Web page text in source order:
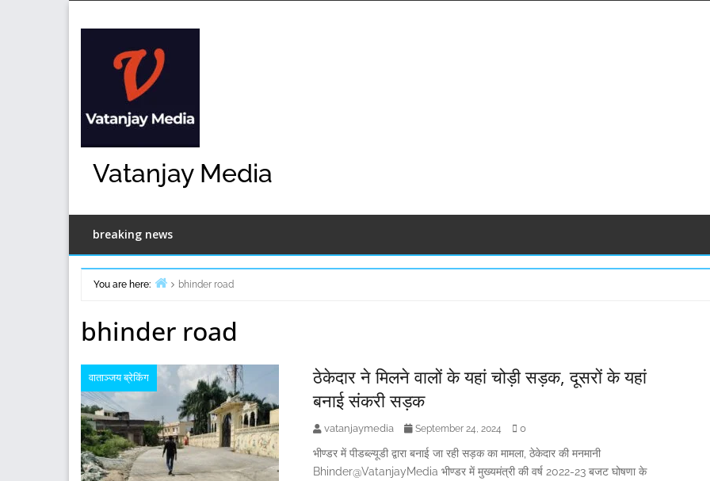
Vatanjay Media
breaking news
You are here:
bhinder road
bhinder road
वाताञ्जय ब्रेकिंग
ठेकेदार ने मिलने वालों के यहां चोड़ी सड़क, दूसरों के यहां
बनाई संकरी सड़क
vatanjaymedia September 24, 2024 0
भीण्डर में पीडब्ल्यूडी द्वारा बनाई जा रही सड़क का मामला, ठेकेदार की मनमानी
Bhinder@VatanjayMedia भीण्डर में मुख्यमंत्री की वर्ष 2022-23 बजट घोषणा के